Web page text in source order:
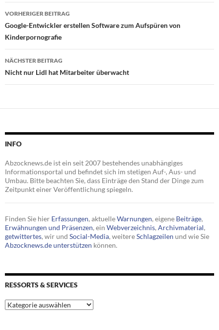
Beitragsnavigation
VORHERIGER BEITRAG
Google-Entwickler erstellen Software zum Aufspüren von
Kinderpornografie
NÄCHSTER BEITRAG
Nicht nur Lidl hat Mitarbeiter überwacht
INFO
Abzocknews.de ist ein seit 2007 bestehendes unabhängiges
Informationsportal und befindet sich im stetigen Auf-, Aus- und
Umbau. Bitte beachten Sie, dass Einträge den Stand der Dinge zum
Zeitpunkt einer Veröffentlichung spiegeln.
Finden Sie hier Erfassungen, aktuelleWarnungen, eigene Beiträge,
Erwähnungen und Präsenzen, ein Webverzeichnis, Archivmaterial,
getwittertes, wir und Social-Media, weitereSchlagzeilen und wie Sie
Abzocknews.de unterstützen können.
RESSORTS & SERVICES
Ressorts
&